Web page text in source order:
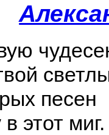
песен
этот миг.